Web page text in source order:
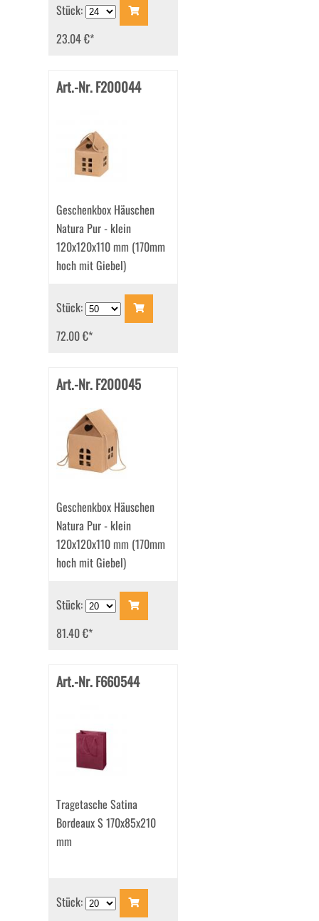
Stück:
23.04 €*
Art.-Nr. F200044
Geschenkbox Häuschen
Natura Pur - klein
120x120x110 mm (170mm
hoch mit Giebel)
Stück:
72.00 €*
Art.-Nr. F200045
Geschenkbox Häuschen
Natura Pur - klein
120x120x110 mm (170mm
hoch mit Giebel)
Stück:
81.40 €*
Art.-Nr. F660544
Tragetasche Satina
Bordeaux S 170x85x210
mm
Stück: